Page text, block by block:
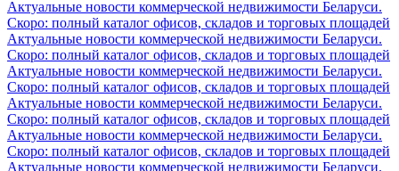
Актуальные новости коммерческой недвижимости Беларуси.
Скоро: полный каталог офисов, складов и торговых площадей
Актуальные новости коммерческой недвижимости Беларуси.
Скоро: полный каталог офисов, складов и торговых площадей
Актуальные новости коммерческой недвижимости Беларуси.
Скоро: полный каталог офисов, складов и торговых площадей
Актуальные новости коммерческой недвижимости Беларуси.
Скоро: полный каталог офисов, складов и торговых площадей
Актуальные новости коммерческой недвижимости Беларуси.
Скоро: полный каталог офисов, складов и торговых площадей
Актуальные новости коммерческой недвижимости Беларуси.